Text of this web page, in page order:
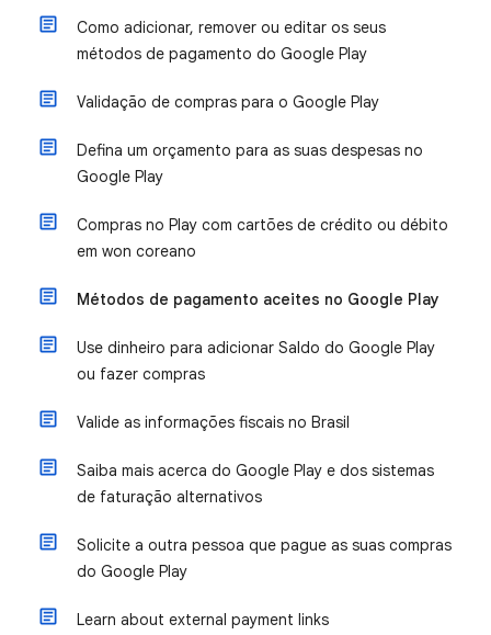
Como adicionar, remover ou editar os seus
métodos de pagamento do Google Play
Validação de compras para o Google Play
Defina um orçamento para as suas despesas no
Google Play
Compras no Play com cartões de crédito ou débito
em won coreano
Métodos de pagamento aceites no Google Play
Use dinheiro para adicionar Saldo do Google Play
ou fazer compras
Valide as informações fiscais no Brasil
Saiba mais acerca do Google Play e dos sistemas
de faturação alternativos
Solicite a outra pessoa que pague as suas compras
do Google Play
Learn about external payment links